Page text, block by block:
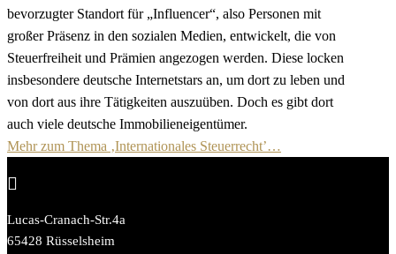
bevorzugter Standort für „Influencer“, also Personen mit
großer Präsenz in den sozialen Medien, entwickelt, die von
Steuerfreiheit und Prämien angezogen werden. Diese locken
insbesondere deutsche Internetstars an, um dort zu leben und
von dort aus ihre Tätigkeiten auszuüben. Doch es gibt dort
auch viele deutsche Immobilieneigentümer.
Mehr zum Thema ‚Internationales Steuerrecht’…

Lucas-Cranach-Str.4a
65428 Rüsselsheim